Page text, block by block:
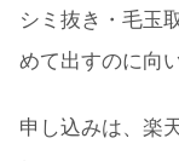
シミ抜き・毛玉
めて出すのに向
申し込みは、楽